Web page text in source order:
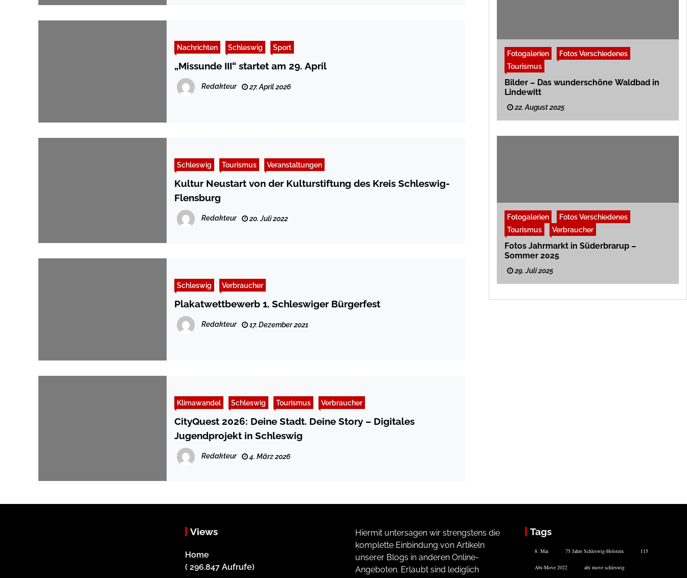
Nachrichten Schleswig Sport
„Missunde III“ startet am 29. April
Redakteur 27. April 2026
Schleswig Tourismus Veranstaltungen
Kultur Neustart von der Kulturstiftung des Kreis Schleswig-
Flensburg
Redakteur 20. Juli 2022
Schleswig Verbraucher
Plakatwettbewerb 1. Schleswiger Bürgerfest
Redakteur 17. Dezember 2021
Klimawandel Schleswig Tourismus Verbraucher
CityQuest 2026: Deine Stadt. Deine Story – Digitales
Jugendprojekt in Schleswig
Redakteur 4. März 2026
Fotogalerien
Fotos Verschiedenes
Tourismus
Bilder – Das wunderschöne Waldbad in
Lindewitt
22. August 2025
Fotogalerien
Fotos Verschiedenes
Tourismus
Verbraucher
Fotos Jahrmarkt in Süderbrarup –
Sommer 2025
29. Juli 2025
Views
Home
( 296.847 Aufrufe)
Hiermit untersagen wir strengstens die
komplette Einbindung von Artikeln
unserer Blogs in anderen Online-
Angeboten. Erlaubt sind lediglich
Tags
8. Mai 75 Jahre Schleswig-Holstein 115
Abi-Move 2022 abi move schleswig